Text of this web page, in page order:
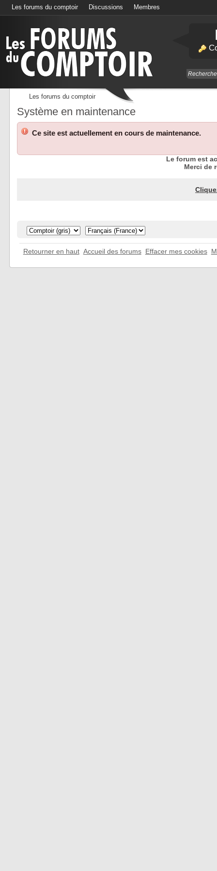
Les forums du comptoir Discussions Membres
Les forums du comptoir
Système en maintenance
Ce site est actuellement en cours de maintenance.
Le forum est
Merci de
Retourner en haut Accueil des forums Effacer mes cookies